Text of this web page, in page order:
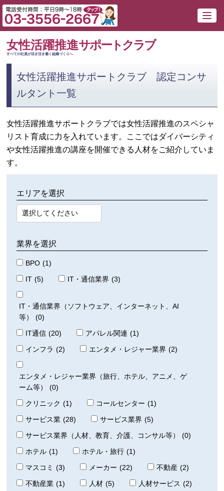
女性活躍推進サポートクラブ
すべての社員が活き活き働く組織づくりへ
女性活躍推進サポートクラブ 認定コンサ
ルタント一覧
女性活躍推進サポートクラブでは女性活躍推進のスペシャ
リスト育成に力を入れています。ここではダイバーシティ
や女性活躍推進の講座を開催できる人材をご紹介していま
す。
エリアを選択
業界を選択
BPO (1)
IT (5) IT・通信業界 (3)
IT・通信業界（ソフトウェア、インターネット、AI
等）
(0)
IT通信 (20) アパレル関連 (1)
インフラ (2) エンタメ・レジャー業界 (2)
エンタメ・レジャー業界（旅行、ホテル、アニメ、ゲ
ーム等）
(0)
クリニック (1) コールセンター (1)
サービス業 (28) サービス業界 (5)
サービス業界（人材、教育、介護、コンサル等）
(0)
ホテル (1) ホテル・旅行 (1)
マスコミ (3) メーカー (22) 不動産 (2)
不動産業 (1) 人材 (5) 人材サービス (2)